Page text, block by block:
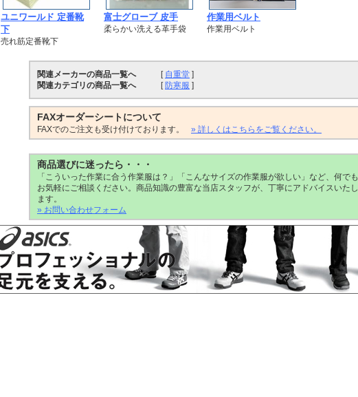
ユニワールド 定番靴
下
売れ筋定番靴下
富士グローブ 皮手
柔らかい洗える革手袋
作業用ベルト
作業用ベルト
関連メーカーの商品一覧へ [ 自重堂 ]
関連カテゴリの商品一覧へ
[防寒服 ]
FAXオーダーシートについて
FAXでのご注文も受け付けております。 » 詳しくはこちらをご覧ください。
商品選びに迷ったら・・・
「こういった作業に合う作業服は？」「こんなサイズの作業服が欲しい」など、何でも
お気軽にご相談ください。商品知識の豊富な当店スタッフが、丁寧にアドバイスいたし
ます。
» お問い合わせフォーム